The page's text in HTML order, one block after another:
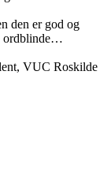
den er god og
ordblinde…
VUC Roskilde